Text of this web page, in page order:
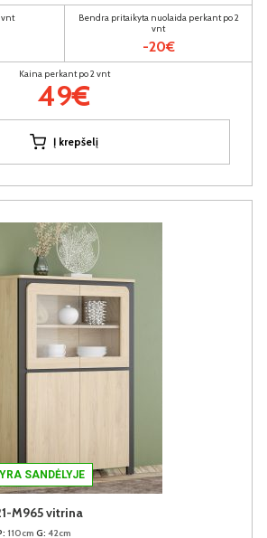
vnt
Bendra pritaikyta nuolaida perkant po 2
vnt
-20€
Kaina perkant po 2 vnt
49€
Į krepšelį
YRA SANDĖLYJE
M965 vitrina
110cm G: 42cm